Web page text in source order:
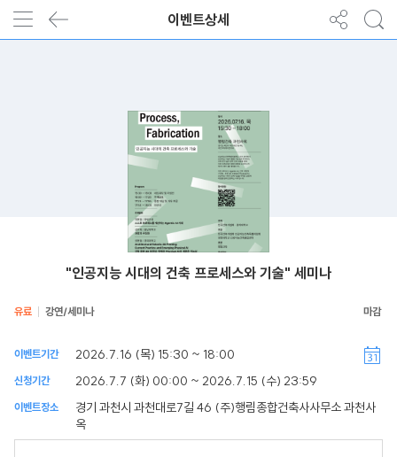
이벤트상세
"인공지능 시대의 건축 프로세스와 기술" 세미나
유료 강연/세미나
이벤트기간 2026.7.16 (목) 15:30 ~ 18:00
신청기간 2026.7.7 (화) 00:00 ~ 2026.7.15 (수) 23:59
이벤트장소
경기 과천시 과천대로7길 46 (주)행림종합건축사사무소 과천사
옥